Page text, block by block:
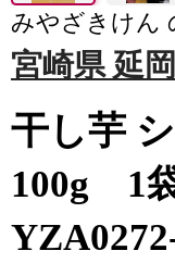
みやざきけん
宮崎県 延
干し芋
100g 1